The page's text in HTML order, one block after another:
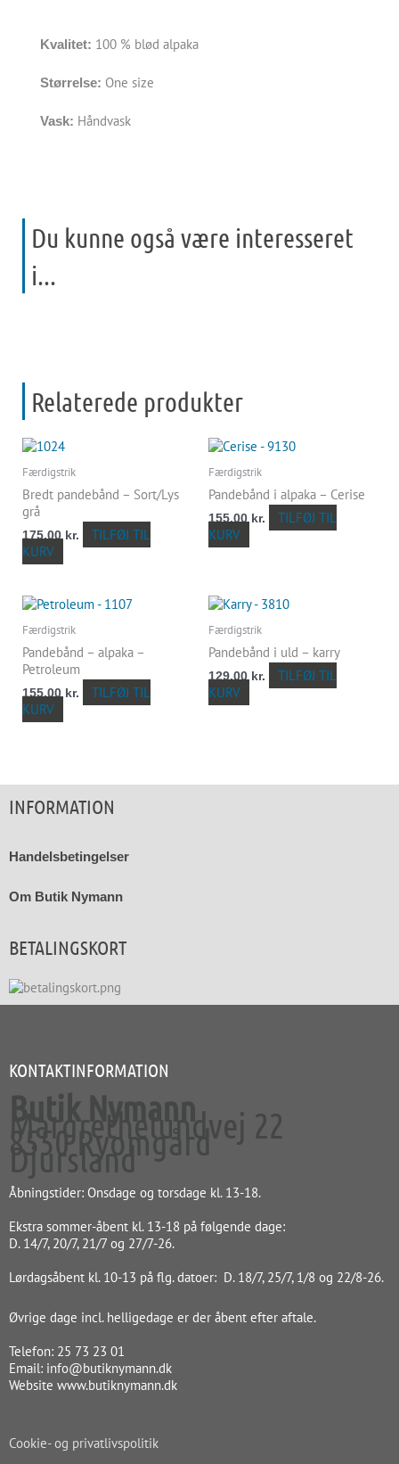
Kvalitet: 100 % blød alpaka
Størrelse: One size
Vask: Håndvask
Du kunne også være interesseret
i...
Relaterede produkter
Færdigstrik
Bredt pandebånd – Sort/Lys
grå
175,00 kr.
TILFØJ TIL
KURV
Færdigstrik
Pandebånd i alpaka – Cerise
155,00 kr.
TILFØJ TIL
KURV
Færdigstrik
Pandebånd – alpaka –
Petroleum
155,00 kr.
TILFØJ TIL
KURV
Færdigstrik
Pandebånd i uld – karry
129,00 kr.
TILFØJ TIL
KURV
INFORMATION
Handelsbetingelser
Om Butik Nymann
BETALINGSKORT
KONTAKTINFORMATION
Butik Nymann
Margrethelundvej 22
8550 Ryomgård
Djursland
Åbningstider: Onsdage og torsdage kl. 13-18.
Ekstra sommer-åbent kl. 13-18 på følgende dage:
D. 14/7, 20/7, 21/7 og 27/7-26.
Lørdagsåbent kl. 10-13 på flg. datoer: D. 18/7, 25/7, 1/8 og 22/8-26.
Øvrige dage incl. helligedage er der åbent efter aftale.
Telefon: 25 73 23 01
Email: info@butiknymann.dk
Website www.butiknymann.dk
Cookie- og privatlivspolitik